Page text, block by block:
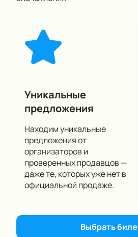
образцом произведения с
Захватывающий живой сюжет,
неожиданные сюжетные
пристально следить за
позабыв обо всем на свете.
оценили многие театральные
Не упустите возможности
«Добыть Тарковского»
Уникальные
предложения
Находим уникальные
предложения от
организаторов и
проверенных продавцов —
даже те, которых уже нет в
официальной продаже.
Выбрать